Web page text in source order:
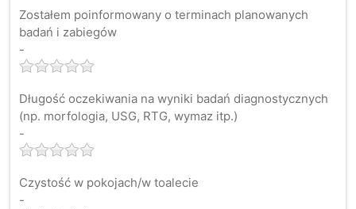
Zostałem poinformowany o terminach planowanych
badań i zabiegów
-
Długość oczekiwania na wyniki badań diagnostycznych
(np. morfologia, USG, RTG, wymaz itp.)
-
Czystość w pokojach/w toalecie
-